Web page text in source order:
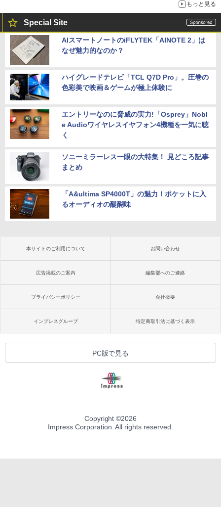
もっと見る
Special Site
AIスマートノートのiFLYTEK「AINOTE 2」は
なぜ魅力的なのか？
ハイグレードテレビ「TCL Q7D Pro」。圧巻の
色彩美で映画＆ゲームが極上体験に
エントリーなのに脅威の実力!「Osprey」Nobl
e Audioワイヤレスイヤフォン4機種を一気に聴
く
ソニーミラーレス一眼の大特集！ 見どころ記事
まとめ
「A&ultima SP4000T」の魅力！ポケットに入
るオーディオの醍醐味
本サイトのご利用について お問い合わせ
広告掲載のご案内 編集部へのご連絡
プライバシーポリシー 会社概要
インプレスグループ 特定商取引法に基づく表示
PC版で見る
Copyright ©2026
Impress Corporation. All rights reserved.